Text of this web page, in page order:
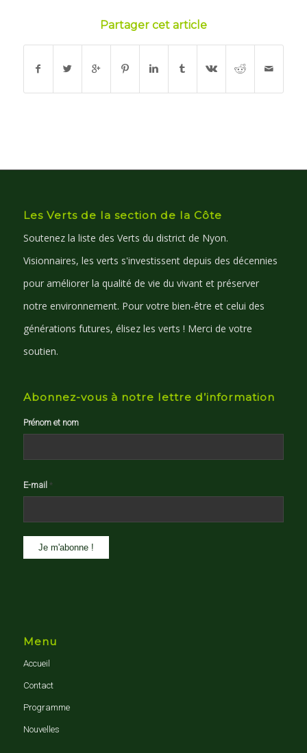
Partager cet article
Les Verts de la section de la Côte
Soutenez la liste des Verts du district de Nyon.
Visionnaires, les verts s'investissent depuis des décennies
pour améliorer la qualité de vie du vivant et préserver
notre environnement. Pour votre bien-être et celui des
générations futures, élisez les verts ! Merci de votre
soutien.
Abonnez-vous à notre lettre d’information
Prénom et nom
E-mail *
Menu
Accueil
Contact
Programme
Nouvelles